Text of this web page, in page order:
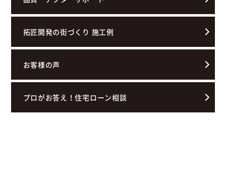
拓匠開発の街づくり 施工例
お客様の声
プロがお答え！住宅ローン相談